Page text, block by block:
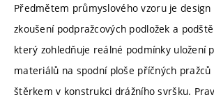
Předmětem průmyslového vzoru je
zkoušení podpražcových podložek a
který zohledňuje reálné podmínky uložení
materiálů na spodní ploše příčných pražců
štěrkem v konstrukci drážního svršku.